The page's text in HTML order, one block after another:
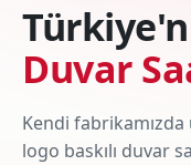
Duvar
Kendi
logo baskılı duvar